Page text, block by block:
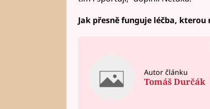
Jak přesně funguje léčba,
Autor článku
Tomáš Durčák